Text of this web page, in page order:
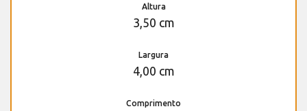
Altura
3,50 cm
Largura
4,00 cm
Comprimento